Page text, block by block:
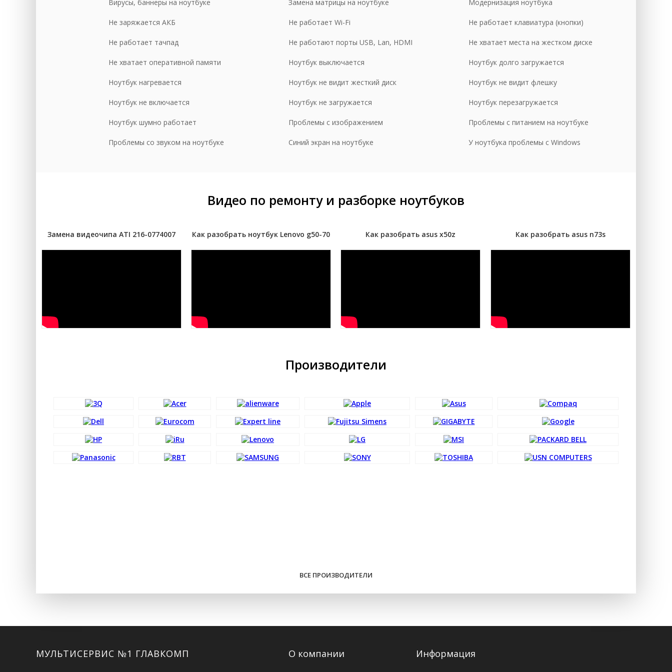
Вирусы, баннеры на ноутбуке Замена матрицы на ноутбуке Модернизация ноутбука
Не заряжается АКБ Не работает Wi-Fi Не работает клавиатура (кнопки)
Не работает тачпад Не работают порты USB, Lan, HDMI Не хватает места на жестком диске
Не хватает оперативной памяти Ноутбук выключается Ноутбук долго загружается
Ноутбук нагревается Ноутбук не видит жесткий диск Ноутбук не видит флешку
Ноутбук не включается Ноутбук не загружается Ноутбук перезагружается
Ноутбук шумно работает Проблемы с изображением Проблемы с питанием на ноутбуке
Проблемы со звуком на ноутбуке Синий экран на ноутбуке У ноутбука проблемы с Windows
Видео по ремонту и разборке ноутбуков
Замена видеочипа ATI 216-0774007 Как разобрать ноутбук Lenovo g50-70 Как разобрать asus x50z Как разобрать asus n73s
Производители
ВСЕ ПРОИЗВОДИТЕЛИ
МУЛЬТИСЕРВИС №1 ГЛАВКОМП О компании Информация
FacebookTwitterВКонтакте
Google+Instagram